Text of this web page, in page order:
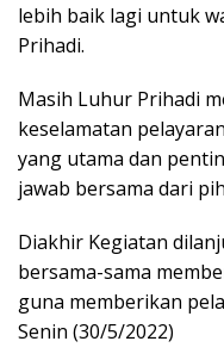
lebih baik lagi untuk
Prihadi.
Masih Luhur Prihadi
keselamatan
yang utama dan
jawab bersama dari
Diakhir Kegiatan
bersama-sama
guna memberikan
Senin (30/5/2022)